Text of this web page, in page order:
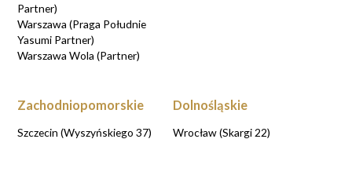
Partner)
Warszawa (Praga Południe
Yasumi Partner)
Warszawa Wola (Partner)
Zachodniopomorskie
Szczecin (Wyszyńskiego 37)
Dolnośląskie
Wrocław (Skargi 22)